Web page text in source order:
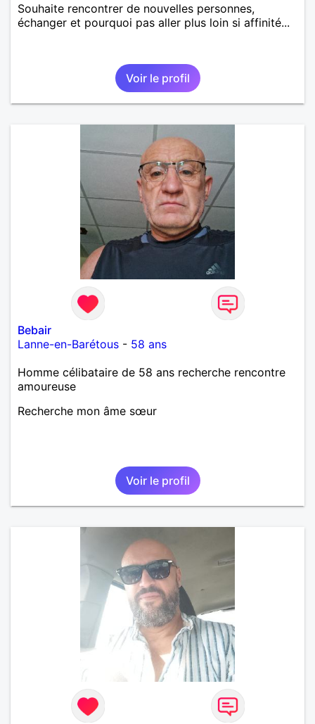
Souhaite rencontrer de nouvelles personnes,
échanger et pourquoi pas aller plus loin si affinité...
Voir le profil
Bebair
Lanne-en-Barétous - 58 ans
Homme célibataire de 58 ans recherche rencontre
amoureuse
Recherche mon âme sœur
Voir le profil